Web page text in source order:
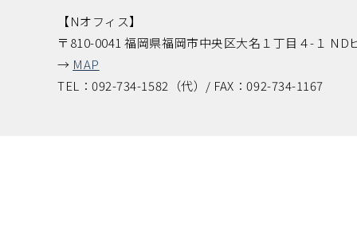
【Nオフィス】
〒810-0041 福岡県福岡市中央区大名１丁目４-１ ND
→ MAP
TEL：092-734-1582（代）/ FAX：092-734-1167